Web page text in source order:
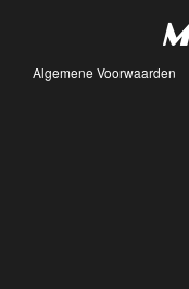
Algemene Voorwaarden